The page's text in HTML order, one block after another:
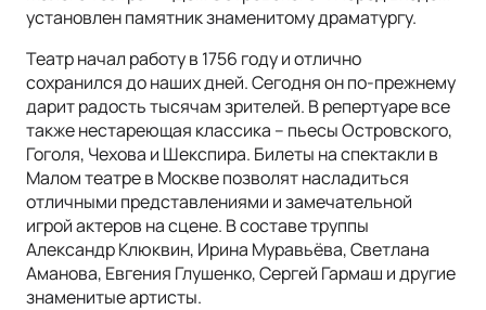
установлен памятник знаменитому драматургу.
Театр начал работу в 1756 году и отлично
сохранился до наших дней. Сегодня он по-прежнему
дарит радость тысячам зрителей. В репертуаре все
также нестареющая классика – пьесы Островского,
Гоголя, Чехова и Шекспира. Билеты на спектакли в
Малом театре в Москве позволят насладиться
отличными представлениями и замечательной
игрой актеров на сцене. В составе труппы
Александр Клюквин, Ирина Муравьёва, Светлана
Аманова, Евгения Глушенко, Сергей Гармаш и другие
знаменитые артисты.